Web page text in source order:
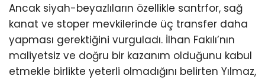
Ancak siyah-beyazlıların özellikle santrfor, sağ
kanat ve stoper mevkilerinde üç transfer daha
yapması gerektiğini vurguladı. İlhan Fakılı’nın
maliyetsiz ve doğru bir kazanım olduğunu kabul
etmekle birlikte yeterli olmadığını belirten Yılmaz,